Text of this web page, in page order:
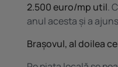
2.500 euro/mp util.
anul acesta și a
Brașovul, al doilea